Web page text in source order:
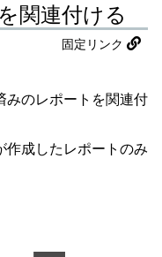
関連付ける
固定リンク
みのレポートを関連付
作成したレポートのみ